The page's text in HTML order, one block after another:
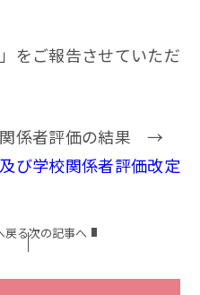
をご報告させていただ
関係者評価の結果 →
び学校関係者評価改定
戻る次の記事へ